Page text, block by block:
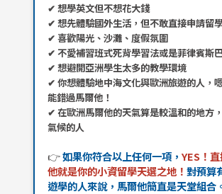
✔ 想學英文但不想花大錢
✔ 想先體驗國外生活，但不敢直接申請留
✔ 喜歡陽光、沙灘、度假氛圍
✔ 不愛補習班式死背學習法或是菲律賓斯
✔ 想避開亞洲學生太多的教學環境
✔ 你想體驗地中海文化與歐洲旅遊的人，
能錯過馬爾他！
✔ 在歐洲馬爾他的天氣算是較溫和的地方
氣候的人
👉如果你符合以上任何一項， YES！
他就是你的小資留學天選之地！ 對預算
遊學的人來說，馬爾他簡直是天堂組合